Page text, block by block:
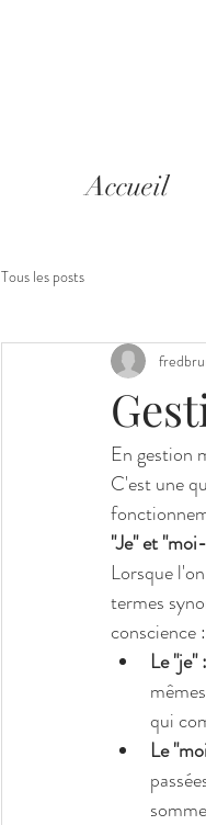
Accueil
Tous les posts
En gestion
C'est une
"Je" et
Lorsque
termes
conscience :
Le "je" :
qui
Le